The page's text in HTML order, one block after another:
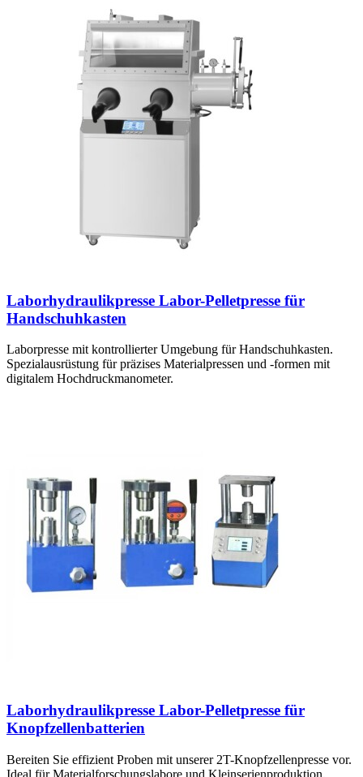
Laborhydraulikpresse Labor-Pelletpresse für
Handschuhkasten
Laborpresse mit kontrollierter Umgebung für Handschuhkasten.
Spezialausrüstung für präzises Materialpressen und -formen mit
digitalem Hochdruckmanometer.
Laborhydraulikpresse Labor-Pelletpresse für
Knopfzellenbatterien
Bereiten Sie effizient Proben mit unserer 2T-Knopfzellenpresse vor.
Ideal für Materialforschungslabore und Kleinserienproduktion.